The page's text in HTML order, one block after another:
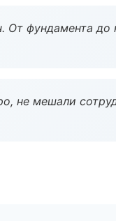
От фундамента
не мешали